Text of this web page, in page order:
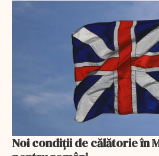
Noi condiții de călătorie în